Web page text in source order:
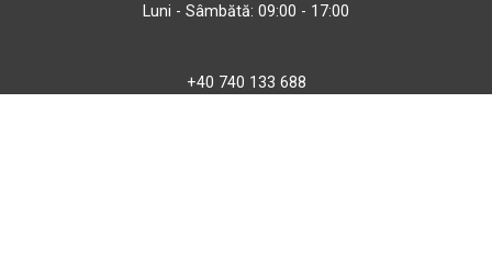
Luni - Sâmbătă: 09:00 - 17:00
+40 740 133 688